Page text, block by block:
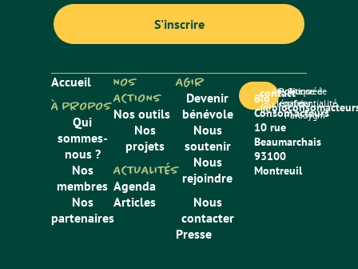
Accueil
À PROPOS
Qui
sommes-
nous ?
Nos
membres
Nos
partenaires
NOS
ACTIONS
Nos outils
Nos
projets
ACTUALITÉS
Agenda
Articles
AGIR
Devenir
bénévole
Nous
soutenir
Nous
rejoindre
Nous
contacter
Presse
Bio
Consom’acteurs
10 rue
Beaumarchais
93100
Montreuil
contact
Mentions
légales
Politique de
confidentialité
Site créé
par
Paradygm